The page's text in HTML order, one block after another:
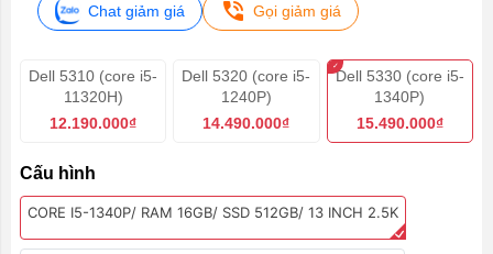
Chat giảm giá Gọi giảm giá
Dell 5310 (core i5-
11320H)
12.190.000₫
Dell 5320 (core i5-
1240P)
14.490.000₫
Dell 5330 (core i5-
1340P)
15.490.000₫
Cấu hình
CORE I5-1340P/ RAM 16GB/ SSD 512GB/ 13 INCH 2.5K